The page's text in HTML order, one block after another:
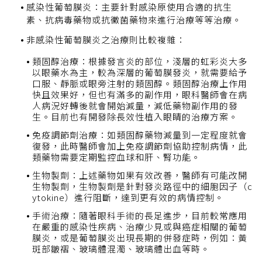
感染性葡萄膜炎：主要針對感染原使用合適的抗生
素、抗病毒藥物或抗黴菌藥物來進行治療等等治療。
非感染性葡萄膜炎之治療則比較複雜：
類固醇治療：根據發言炎的部位，淺層的虹彩炎大多
以眼藥水為主，較為深層的葡萄膜發炎，就需要給予
口服、靜脈或眼旁注射的類固醇。類固醇治療上作用
快且效果好，但也有滿多的副作用，眼科醫師會在病
人病況好轉後就會開始減量，減低藥物副作用的發
生。目前也有開發除長效性植入眼睛的治療方案。
免疫調節劑治療：如類固醇藥物減量到一定程度就會
復發，此時醫師會加上免疫調節劑協助控制病情，此
類藥物需要定期監控血球和肝、腎功能。
生物製劑：上述藥物如果有效改善，醫師有可能改開
生物製劑，生物製劑是針對發炎路徑中的細胞因子（c
ytokine）進行阻斷，達到更有效的病情控制。
手術治療：隨著眼科手術的長足進步，目前較常應用
在嚴重的感染性疾病、治療少見或與癌症相關的葡萄
膜炎，或是葡萄膜炎出現長期的併發症時，例如：黃
斑部皺褶、玻璃體混濁、玻璃體出血等時。